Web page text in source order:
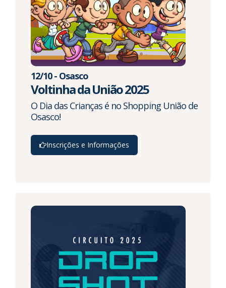
12/10 - Osasco
Voltinha da União 2025
O Dia das Crianças é no Shopping União de
Osasco!
Inscrições e Informações